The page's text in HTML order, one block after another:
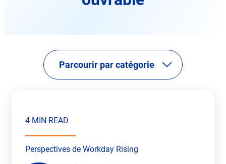
Parcourir par catégorie
4 MIN READ
Perspectives de Workday Rising